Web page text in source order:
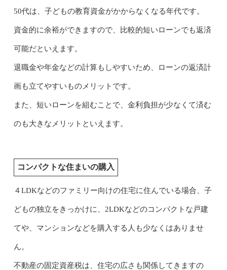
50代は、子どもの教育資金がかからなくなる年代です。
資金的に余裕ができますので、比較的短いローンでも返済
可能だといえます。
退職金や年金などの計算もしやすいため、ローンの返済計
画も立てやすいものメリットです。
また、短いローンを組むことで、金利負担が少なくて済む
のも大きなメリットといえます。
コンパクトな住まいの購入
４LDKなどのファミリー向けの住宅に住んでいる場合、子
どもの独立をきっかけに、2LDKなどのコンパクトな戸建
てや、マンションなどを購入する人も少なくはありませ
ん。
不動産の固定資産税は、住宅の広さも関係してきますの